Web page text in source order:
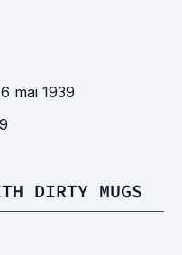
6 mai 1939
DIRTY MUGS